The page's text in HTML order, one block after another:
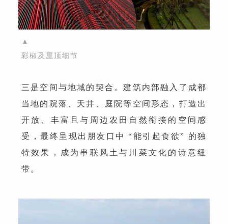
▲
彩椒及屋顶细节
三是空间与地域的契合。建筑内部融入了成都
当地的院落、天井、庭院等空间形态，打造出
开放、丰富且与周边农田自然衔接的空间感
受，最终呈现出朋友口中 “能引起食欲” 的独
特效果，成为串联风土与川菜文化的诗意纽
带。